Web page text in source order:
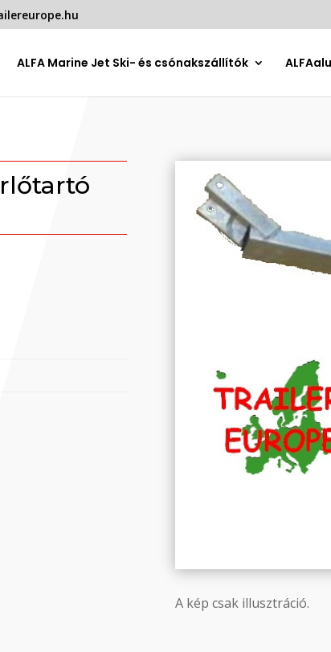
ALFA Marine Jet Ski- és csónakszállítók
A kép csak illusztráció.